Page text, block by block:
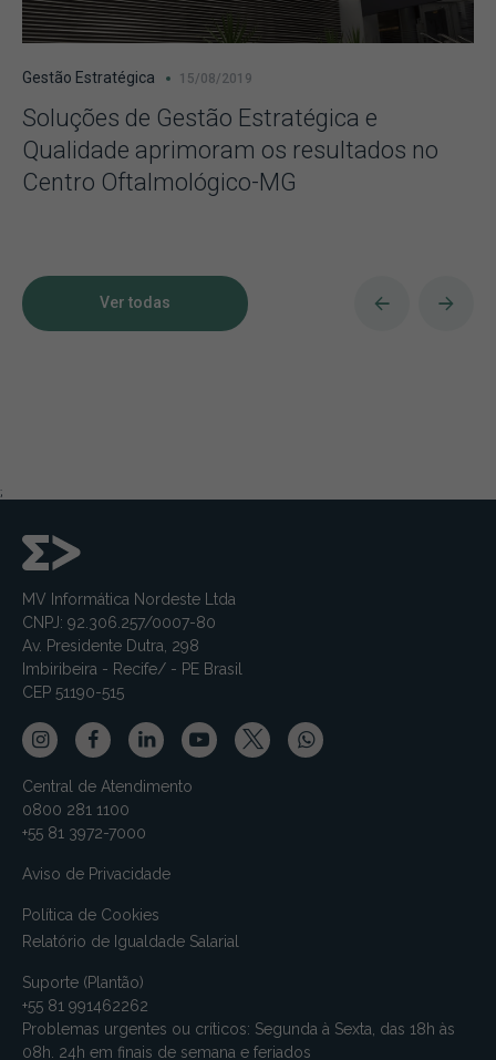
Gestão Estratégica 15/08/2019
Soluções de Gestão Estratégica e
Qualidade aprimoram os resultados no
Centro Oftalmológico-MG
Ver todas
;
MV Informática Nordeste Ltda
CNPJ: 92.306.257/0007-80
Av. Presidente Dutra, 298
Imbiribeira - Recife/ - PE Brasil
CEP 51190-515
Central de Atendimento
0800 281 1100
+55 81 3972-7000
Aviso de Privacidade
Política de Cookies
Relatório de Igualdade Salarial
Suporte (Plantão)
+55 81 991462262
Problemas urgentes ou críticos: Segunda à Sexta, das 18h às
08h. 24h em finais de semana e feriados